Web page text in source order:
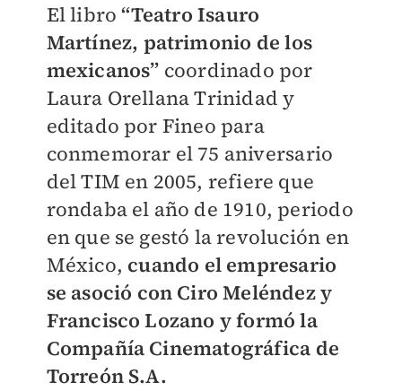
El libro “Teatro Isauro
Martínez, patrimonio de los
mexicanos” coordinado por
Laura Orellana Trinidad y
editado por Fineo para
conmemorar el 75 aniversario
del TIM en 2005, refiere que
rondaba el año de 1910, periodo
en que se gestó la revolución en
México, cuando el empresario
se asoció con Ciro Meléndez y
Francisco Lozano y formó la
Compañía Cinematográfica de
Torreón S.A.